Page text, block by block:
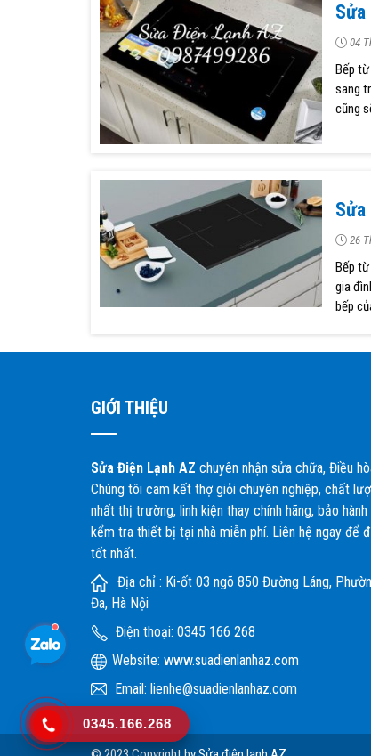
04
Bếp
sang
cũng
26
Bếp
gia
bếp
GIỚI THIỆU
Sửa Điện Lạnh AZ chuyên nhận sửa chữa, Điều
Chúng tôi cam kết thợ giỏi chuyên nghiệp, chất
nhất thị trường, linh kiện thay chính hãng, bảo
kểm tra thiết bị tại nhà miễn phí. Liên hệ ngay để
tốt nhất.
Địa chỉ : Ki-ốt 03 ngõ 850 Đường Láng,
Đa, Hà Nội
Điện thoại: 0345 166 268
Website: www.suadienlanhaz.com
Email: lienhe@suadienlanhaz.com
0345.166.268